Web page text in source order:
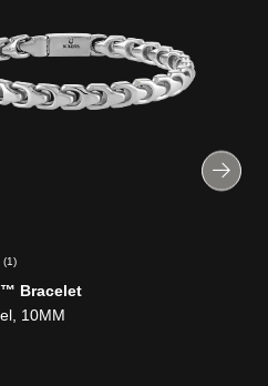
(1)
Bracelet
10MM